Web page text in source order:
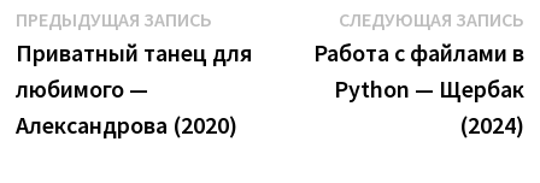
Навигация
по
записям
ПРЕДЫДУЩАЯ ЗАПИСЬПредыдущая
запись:
Приватный танец для
любимого —
Александрова (2020)
СЛЕДУЮЩАЯ ЗАПИСЬ
Работа с файлами в
Python — Щербак
(2024)